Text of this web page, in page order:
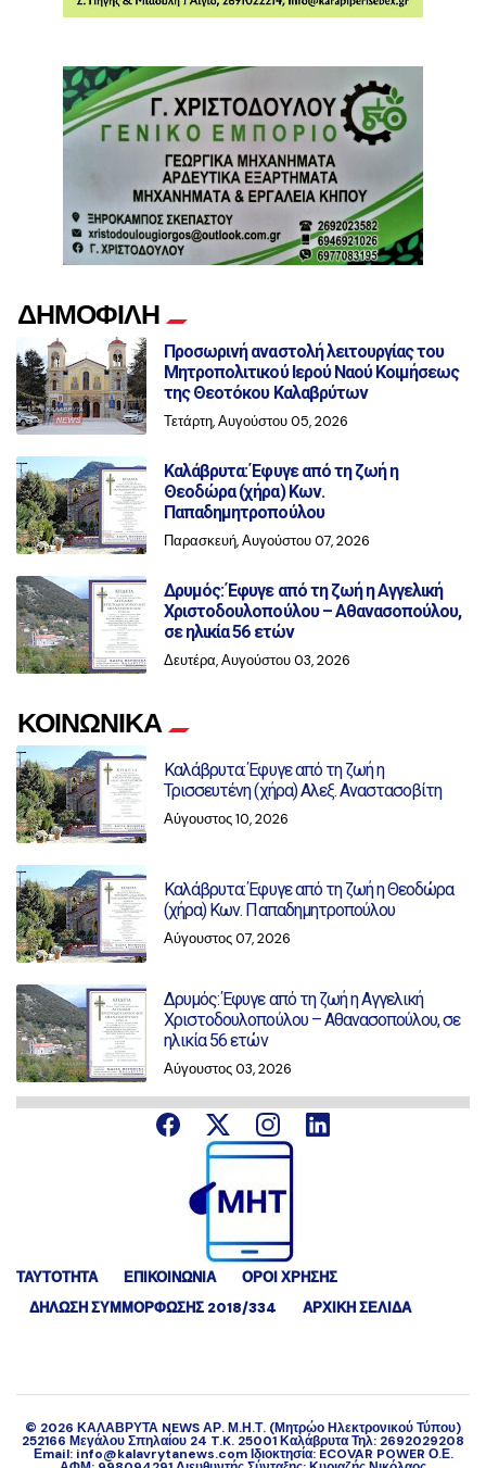
ΔΗΜΟΦΙΛΗ
Προσωρινή αναστολή λειτουργίας του
Μητροπολιτικού Ιερού Ναού Κοιμήσεως
της Θεοτόκου Καλαβρύτων
Τετάρτη, Αυγούστου 05, 2026
Καλάβρυτα: Έφυγε από τη ζωή η
Θεοδώρα (χήρα) Κων.
Παπαδημητροπούλου
Παρασκευή, Αυγούστου 07, 2026
Δρυμός: Έφυγε από τη ζωή η Αγγελική
Χριστοδουλοπούλου – Αθανασοπούλου,
σε ηλικία 56 ετών
Δευτέρα, Αυγούστου 03, 2026
ΚΟΙΝΩΝΙΚΑ
Καλάβρυτα: Έφυγε από τη ζωή η
Τρισσευτένη (χήρα) Αλεξ. Αναστασοβίτη
Αύγουστος 10, 2026
Καλάβρυτα: Έφυγε από τη ζωή η Θεοδώρα
(χήρα) Κων. Παπαδημητροπούλου
Αύγουστος 07, 2026
Δρυμός: Έφυγε από τη ζωή η Αγγελική
Χριστοδουλοπούλου – Αθανασοπούλου, σε
ηλικία 56 ετών
Αύγουστος 03, 2026
ΤΑΥΤΟΤΗΤΑ ΕΠΙΚΟΙΝΩΝΙΑ
ΟΡΟΙ ΧΡΗΣΗΣ
ΔΉΛΩΣΗ ΣΥΜΜΌΡΦΩΣΗΣ 2018/334
ΑΡΧΙΚΗ ΣΕΛΙΔΑ
© 2026 ΚΑΛΑΒΡΥΤΑ NEWS ΑΡ. Μ.Η.Τ. (Μητρώο Ηλεκτρονικού Τύπου)
252166 Μεγάλου Σπηλαίου 24 T.K. 25001 Καλάβρυτα Τηλ: 2692029208
Εmail: info@kalavrytanews.com Ιδιοκτησία: ECOVAR POWER Ο.Ε.